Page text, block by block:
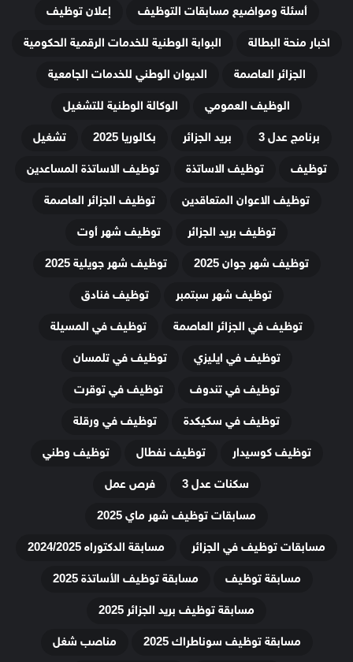
أسئلة ومواضيع مسابقات التوظيف
إعلان توظيف
اخبار منحة البطالة
البوابة الوطنية للخدمات الرقمية الحكومية
الجزائر العاصمة
الديوان الوطني للخدمات الجامعية
الوظيف العمومي
الوكالة الوطنية للتشغيل
برنامج عدل 3
بريد الجزائر بكالوريا 2025
تشغيل
توظيف
توظيف الاساتذة
توظيف الاساتذة المساعدين
توظيف الاعوان المتعاقدين
توظيف الجزائر العاصمة
توظيف بريد الجزائر
توظيف شهر أوت
توظيف شهر جوان 2025
توظيف شهر جويلية 2025
توظيف شهر سبتمبر
توظيف فنادق
توظيف في الجزائر العاصمة
توظيف في المسيلة
توظيف في ايليزي
توظيف في تلمسان
توظيف في تندوف
توظيف في توقرت
توظيف في سكيكدة
توظيف في ورقلة
توظيف كوسيدار
توظيف نفطال
توظيف وطني
سكنات عدل 3
فرص عمل
مسابقات توظيف شهر ماي 2025
مسابقات توظيف في الجزائر
مسابقة الدكتوراه 2024/2025
مسابقة توظيف
مسابقة توظيف الأساتذة 2025
مسابقة توظيف بريد الجزائر 2025
مسابقة توظيف سوناطراك 2025
مناصب شغل